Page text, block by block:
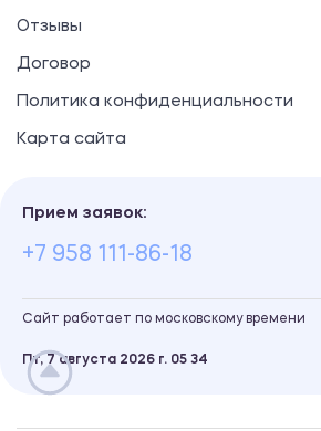
Отзывы
Договор
Политика конфиденциальности
Карта сайта
Прием заявок:
+7 958 111-86-18
Сайт работает по московскому времени
Пт, 7 августа 2026 г. 05 34